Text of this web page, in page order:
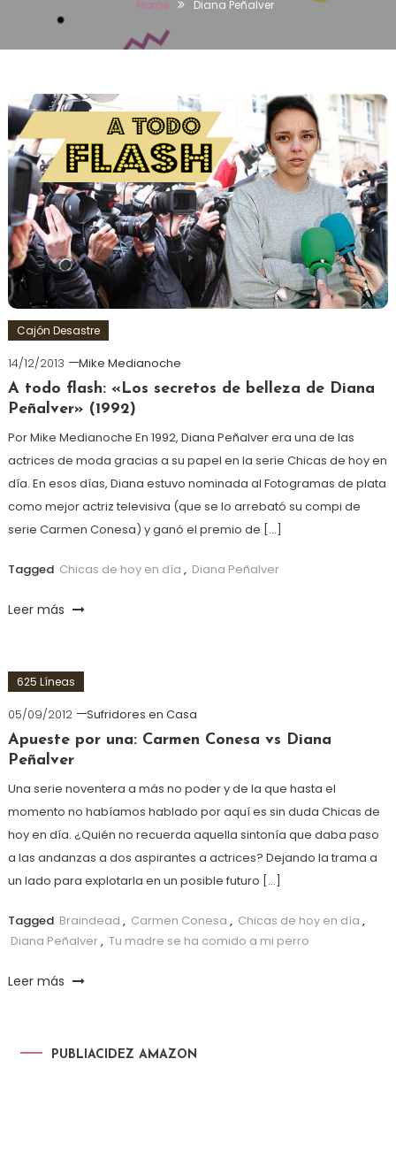
Home Diana Peñalver
Cajón Desastre
14/12/2013
Mike Medianoche
A todo flash: «Los secretos de belleza de Diana
Peñalver» (1992)
Por Mike Medianoche En 1992, Diana Peñalver era una de las
actrices de moda gracias a su papel en la serie Chicas de hoy en
día. En esos días, Diana estuvo nominada al Fotogramas de plata
como mejor actriz televisiva (que se lo arrebató su compi de
serie Carmen Conesa) y ganó el premio de […]
Tagged Chicas de hoy en día , Diana Peñalver
Leer más
625 Líneas
05/09/2012
Sufridores en Casa
Apueste por una: Carmen Conesa vs Diana
Peñalver
Una serie noventera a más no poder y de la que hasta el
momento no habíamos hablado por aquí es sin duda Chicas de
hoy en día. ¿Quién no recuerda aquella sintonía que daba paso
a las andanzas a dos aspirantes a actrices? Dejando la trama a
un lado para explotarla en un posible futuro […]
Tagged Braindead , Carmen Conesa , Chicas de hoy en día ,
Diana Peñalver, Tu madre se ha comido a mi perro
Leer más
PUBLIACIDEZ AMAZON